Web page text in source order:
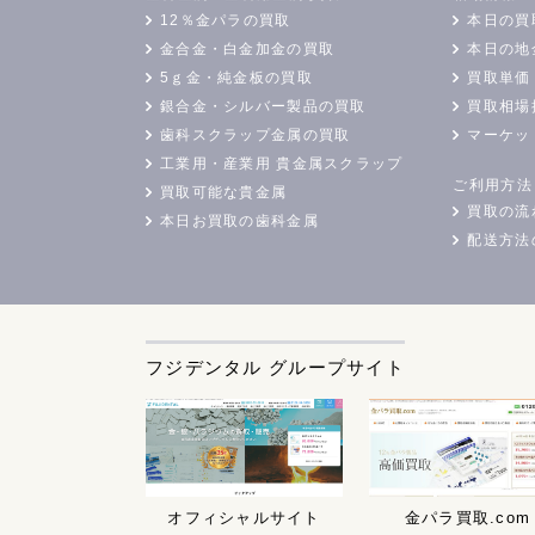
12％金パラの買取
金合金・白金加金の買取
5ｇ金・純金板の買取
銀合金・シルバー製品の買取
歯科スクラップ金属の買取
工業用・産業用 貴金属スクラップ
買取可能な貴金属
本日お買取の歯科金属
本日の買
本日の地
買取単価
買取相場
マーケッ
ご利用方法
買取の流
配送方法
フジデンタル グループサイト
オフィシャルサイト 金パラ買取.com